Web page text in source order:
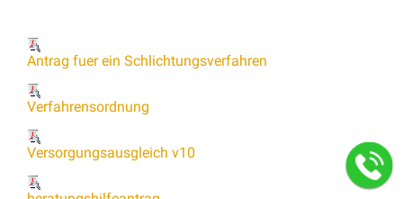
Antrag fuer ein Schlichtungsverfahren
Verfahrensordnung
Versorgungsausgleich v10